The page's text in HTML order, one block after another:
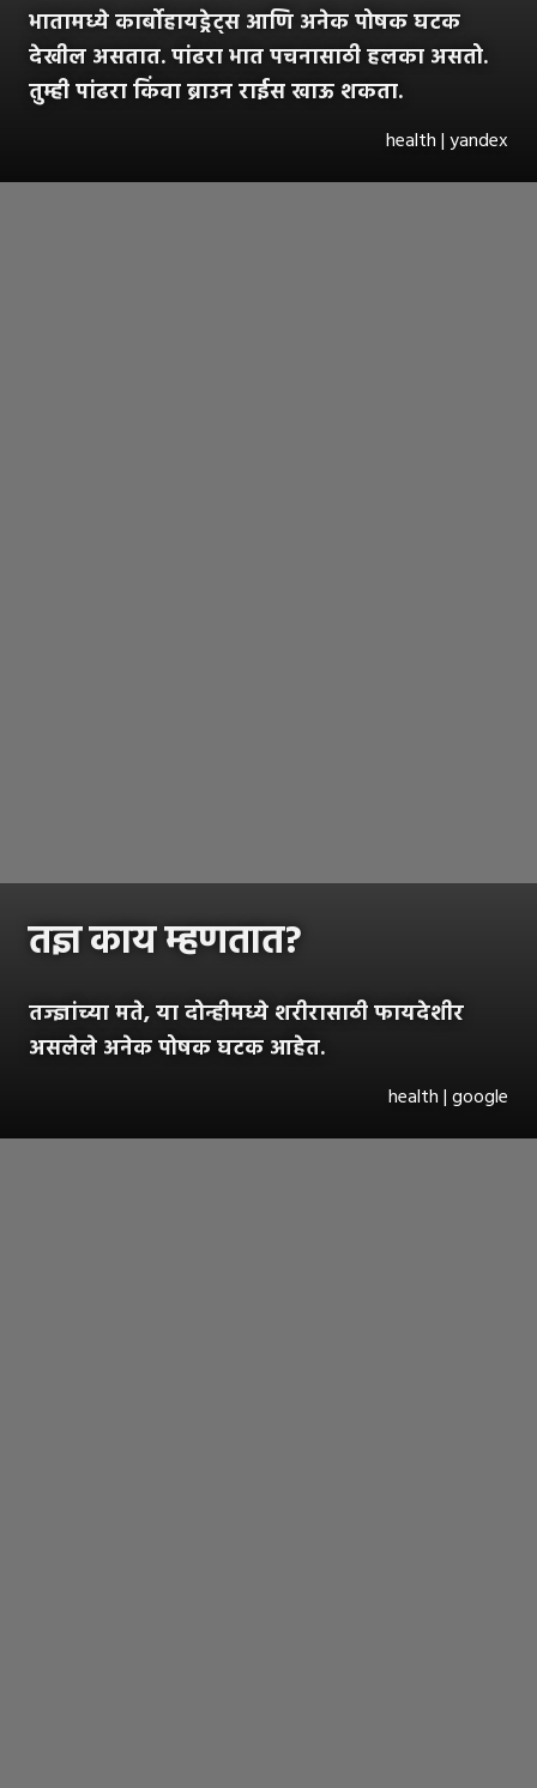
भातामध्ये कार्बोहायड्रेट्स आणि अनेक पोषक घटक
देखील असतात. पांढरा भात पचनासाठी हलका असतो.
तुम्ही पांढरा किंवा ब्राउन राईस खाऊ शकता.
health | yandex
तज्ञ काय म्हणतात?
तज्ज्ञांच्या मते, या दोन्हीमध्ये शरीरासाठी फायदेशीर
असलेले अनेक पोषक घटक आहेत.
health | google